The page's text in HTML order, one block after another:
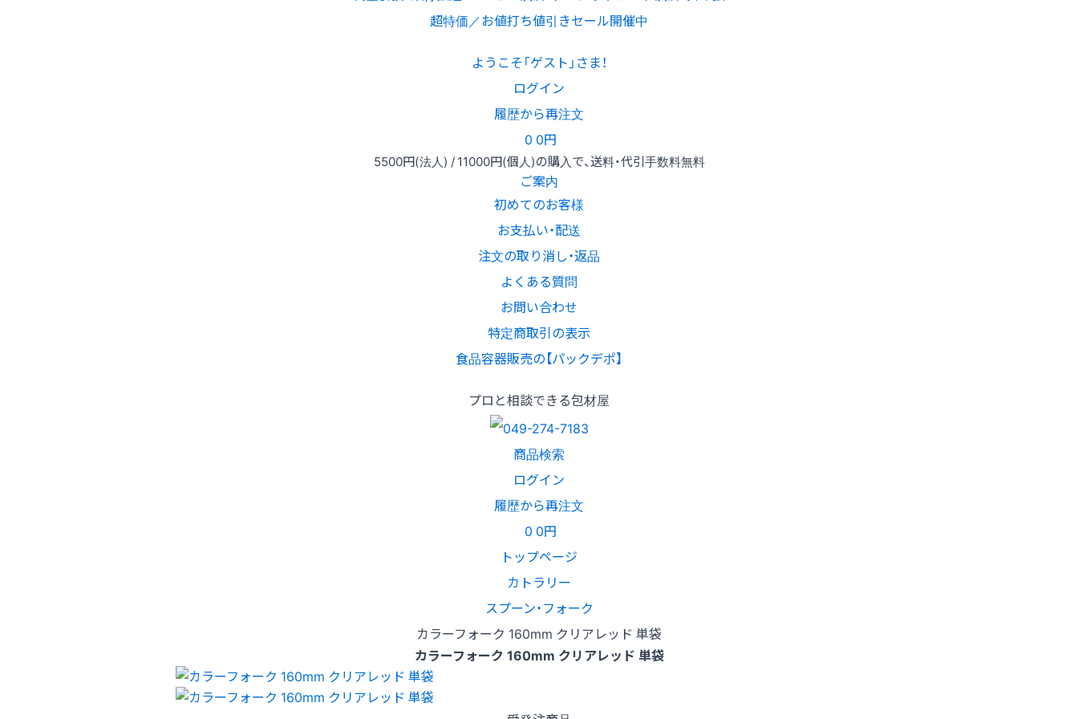
超特価／お値打ち値引きセール開催中
ようこそ「ゲスト」さま！
ログイン
履歴から再注文
0 0円
5500円(法人) /11000円(個人)の購入で、送料・代引手数料無料
ご案内
初めてのお客様
お支払い・配送
注文の取り消し・返品
よくある質問
お問い合わせ
特定商取引の表示
食品容器販売の【パックデポ】
プロと相談できる包材屋
商品検索
ログイン
履歴から再注文
0 0円
トップページ
カトラリー
スプーン・フォーク
カラーフォーク 160mm クリアレッド 単袋
カラーフォーク 160mm クリアレッド 単袋